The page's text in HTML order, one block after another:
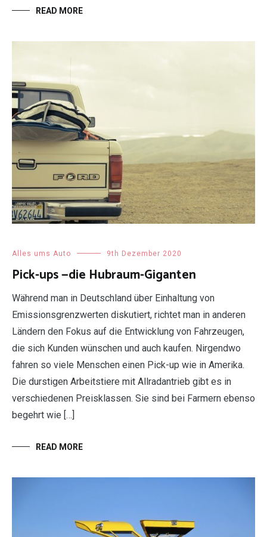
READ MORE
Alles ums Auto 9th Dezember 2020
Pick-ups —die Hubraum-Giganten
Während man in Deutschland über Einhaltung von
Emissionsgrenzwerten diskutiert, richtet man in anderen
Ländern den Fokus auf die Entwicklung von Fahrzeugen,
die sich Kunden wünschen und auch kaufen. Nirgendwo
fahren so viele Menschen einen Pick-up wie in Amerika.
Die durstigen Arbeitstiere mit Allradantrieb gibt es in
verschiedenen Preisklassen. Sie sind bei Farmern ebenso
begehrt wie […]
READ MORE